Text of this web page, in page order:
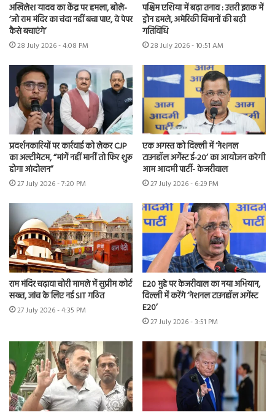
अखिलेश यादव का केंद्र पर हमला, बोले-
‘जो राम मंदिर का चंदा नहीं बचा पाए, वे पेपर
कैसे बचाएंगे’
28 July 2026 - 4:08 PM
पश्चिम एशिया में बढ़ा तनाव : उत्तरी इराक में
ड्रोन हमले, अमेरिकी विमानों की बढ़ी
गतिविधि
28 July 2026 - 10:51 AM
प्रदर्शनकारियों पर कार्रवाई को लेकर CJP
का अल्टीमेटम, “मांगें नहीं मानीं तो फिर शुरू
होगा आंदोलन”
27 July 2026 - 7:20 PM
एक अगस्त को दिल्ली में ‘नेशनल
टाउनहॉल अगेंस्ट ई-20’ का आयोजन करेगी
आम आदमी पार्टी- केजरीवाल
27 July 2026 - 6:29 PM
राम मंदिर चढ़ावा चोरी मामले में सुप्रीम कोर्ट
सख्त, जांच के लिए नई SIT गठित
27 July 2026 - 4:35 PM
E20 मुद्दे पर केजरीवाल का नया अभियान,
दिल्ली में करेंगे ‘नेशनल टाउनहॉल अगेंस्ट
E20’
27 July 2026 - 3:51 PM